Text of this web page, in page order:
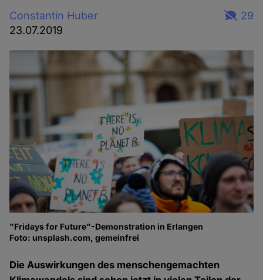
Constantin Huber
23.07.2019
29
"Fridays for Future"-Demonstration in Erlangen
Foto: unsplash.com, gemeinfrei
Die Auswirkungen des menschengemachten